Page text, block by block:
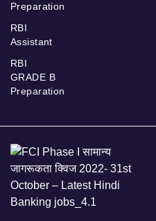
Preparation
RBI
Assistant
RBI
GRADE B
Preparation